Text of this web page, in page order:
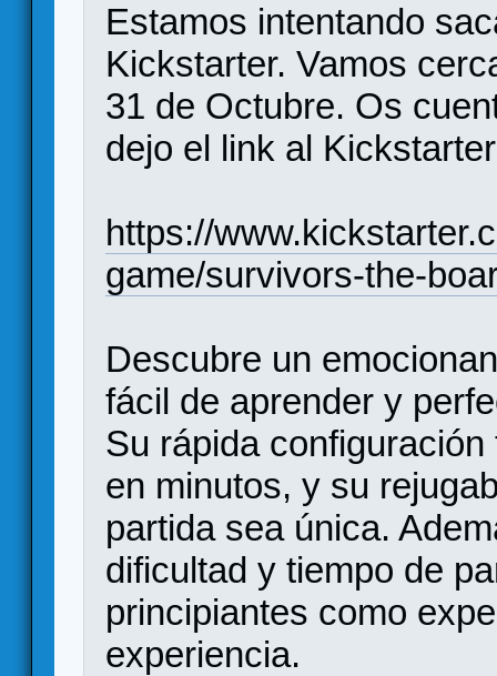
Estamos intentando
Kickstarter. Vamos
31 de Octubre. Os
dejo el link al
https://
game/survivors-the-
Descubre un
fácil de aprender y
Su rápida
en minutos, y su
partida sea única.
dificultad y tiempo de
principiantes como
experiencia.